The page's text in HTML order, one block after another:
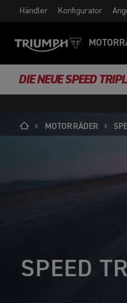
Händler Konfigurator
DIE NEUE SPEED
MOTORRÄDER
SPEED